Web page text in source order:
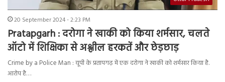
20 September 2024 - 2:23 PM
Pratapgarh : दरोगा ने खाकी को किया शर्मसार, चलते
ऑटो में शिक्षिका से अश्लील हरकतें और छेड़छाड़
Crime by a Police Man : यूपी के प्रतापगढ़ में एक दरोगा ने खाकी को शर्मसार किया है.
आरोप है…